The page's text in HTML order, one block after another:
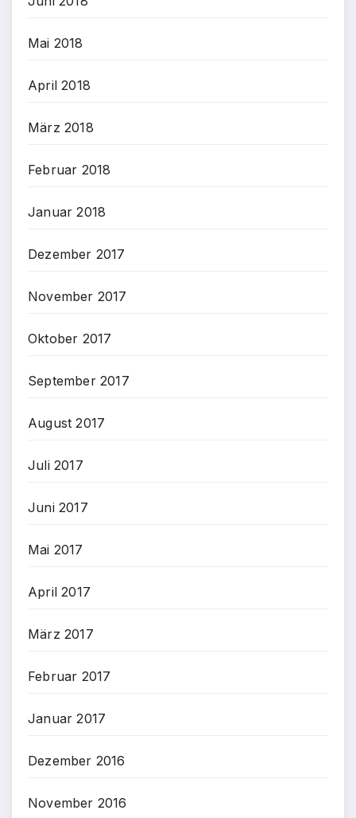
Mai 2018
April 2018
März 2018
Februar 2018
Januar 2018
Dezember 2017
November 2017
Oktober 2017
September 2017
August 2017
Juli 2017
Juni 2017
Mai 2017
April 2017
März 2017
Februar 2017
Januar 2017
Dezember 2016
November 2016